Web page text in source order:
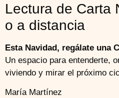
Lectura de Carta
o a distancia
Esta Navidad, regálate una
Un espacio para entenderte,
viviendo y mirar el próximo
María Martínez